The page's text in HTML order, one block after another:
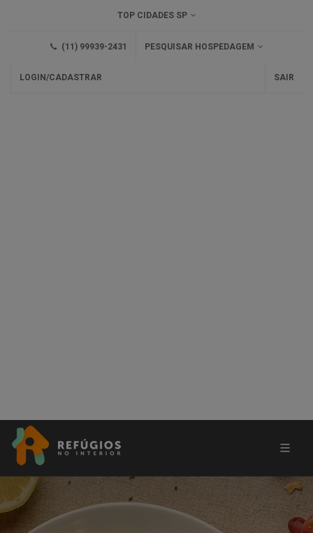
TOP CIDADES SP
(11) 99939-2431 PESQUISAR HOSPEDAGEM
LOGIN/CADASTRAR SAIR